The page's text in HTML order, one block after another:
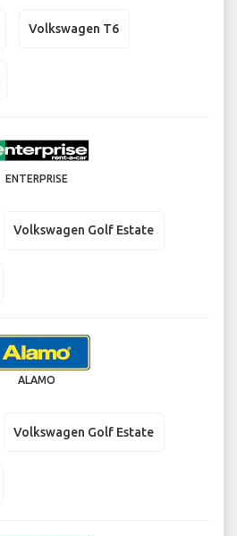
Volkswagen T6
ENTERPRISE
Volkswagen Golf Estate
ALAMO
Volkswagen Golf Estate